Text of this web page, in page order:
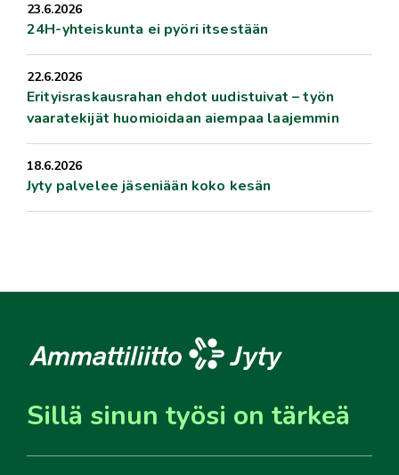
23.6.2026
24H-yhteiskunta ei pyöri itsestään
22.6.2026
Erityisraskausrahan ehdot uudistuivat – työn
vaaratekijät huomioidaan aiempaa laajemmin
18.6.2026
Jyty palvelee jäseniään koko kesän
Sillä sinun työsi on tärkeä